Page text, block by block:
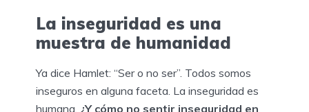
La inseguridad es una
muestra de humanidad
Ya dice Hamlet: “Ser o no ser”. Todos somos
inseguros en alguna faceta. La inseguridad es
humana. ¿Y cómo no sentir inseguridad en